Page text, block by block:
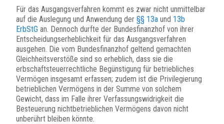
Für das Ausgangsverfahren kommt es zwar nicht unmittelbar
auf die Auslegung und Anwendung der §§ 13a und 13b
ErbStG an. Dennoch durfte der Bundesfinanzhof von ihrer
Entscheidungserheblichkeit für das Ausgangsverfahren
ausgehen. Die vom Bundesfinanzhof geltend gemachten
Gleichheitsverstöße sind so erheblich, dass sie die
erbschaftsteuerrechtliche Begünstigung für betriebliches
Vermögen insgesamt erfassen; zudem ist die Privilegierung
betrieblichen Vermögens in der Summe von solchem
Gewicht, dass im Falle ihrer Verfassungswidrigkeit die
Besteuerung nichtbetrieblichen Vermögens davon nicht
unberührt bleiben könnte.